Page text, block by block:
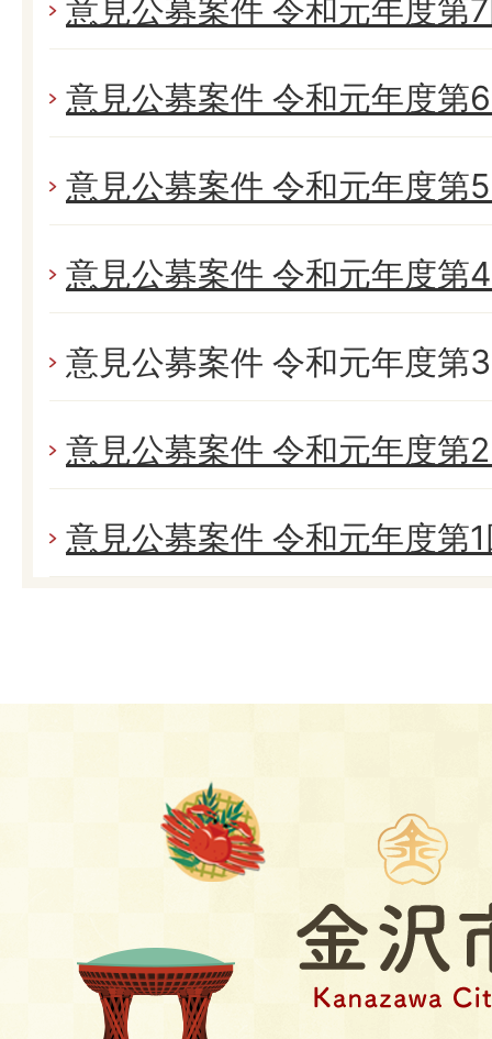
意見公募案件 令和元年度第
意見公募案件 令和元年度第
意見公募案件 令和元年度第
意見公募案件 令和元年度第
意見公募案件 令和元年度第
意見公募案件 令和元年度第
意見公募案件 令和元年度第